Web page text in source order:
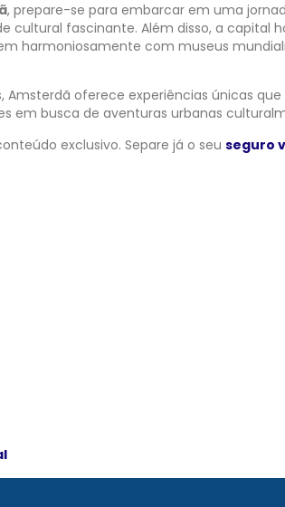
, prepare-se para embarcar em uma
cultural fascinante. Além disso, a capital
harmoniosamente com museus
Amsterdã oferece experiências únicas
em busca de aventuras urbanas
exclusivo. Separe já o seu seguro